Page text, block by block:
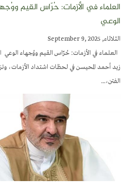
العلماء في الأزمات: حُرّاس القيم
الوعي
الثلاثاء, September 9, 2025
العلماء في الأزمات: حُرّاس القيم ووُجهاء الوعي
زيد أحمد المحيسن في لحظات اشتداد الأزمات،
الفتن،...